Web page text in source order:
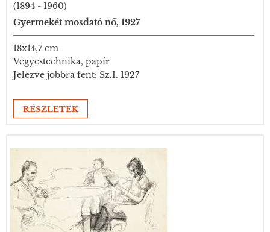
(1894 - 1960)
Gyermekét mosdató nő, 1927
18x14,7 cm
Vegyestechnika, papír
Jelezve jobbra fent: Sz.I. 1927
RÉSZLETEK